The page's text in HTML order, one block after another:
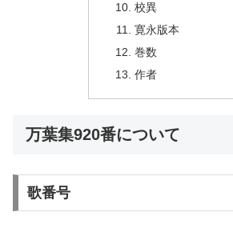
校異
寛永版本
巻数
作者
万葉集920番について
歌番号